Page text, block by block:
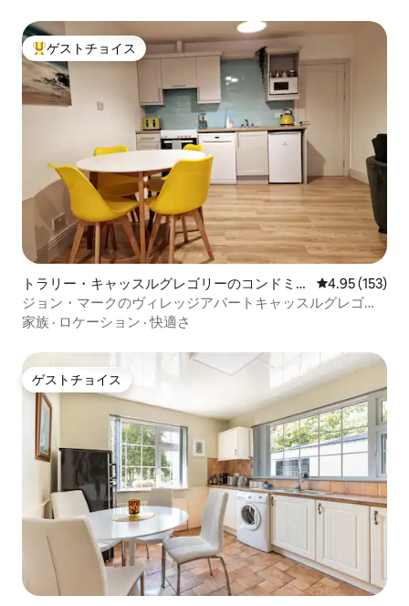
大好評のゲストチョイスです。
ゲストチョイス
トラリー・キャッスルグレゴリーのコンドミニ
アム
レビュー153
4.95 (153)
ジョン・マークのヴィレッジアパートキャッスルグレゴリ
ー
家族 · ロケーション ·快適さ
ゲストチョイス
ゲストチョイス